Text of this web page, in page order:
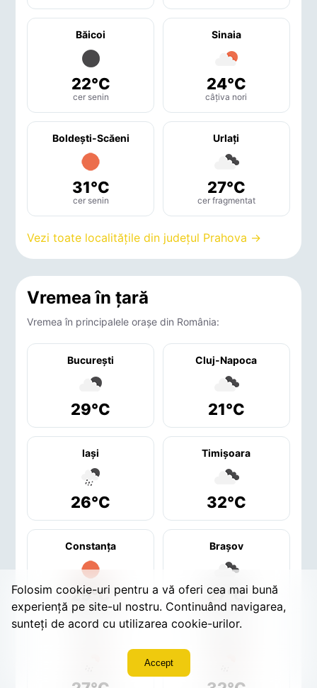
Băicoi
22°C
cer senin
Sinaia
24°C
câțiva nori
Boldeşti-Scăeni
31°C
cer senin
Urlaţi
27°C
cer fragmentat
Vezi toate localitățile din județul Prahova →
Vremea în țară
Vremea în principalele orașe din România:
București
29°C
Cluj-Napoca
21°C
Iaşi
26°C
Timişoara
32°C
Constanţa
29°C
Braşov
27°C
Folosim cookie-uri pentru a vă oferi cea mai bună
experiență pe site-ul nostru. Continuând navigarea,
sunteți de acord cu utilizarea cookie-urilor.
Accept